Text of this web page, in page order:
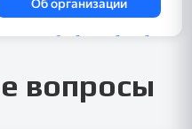
вопросы